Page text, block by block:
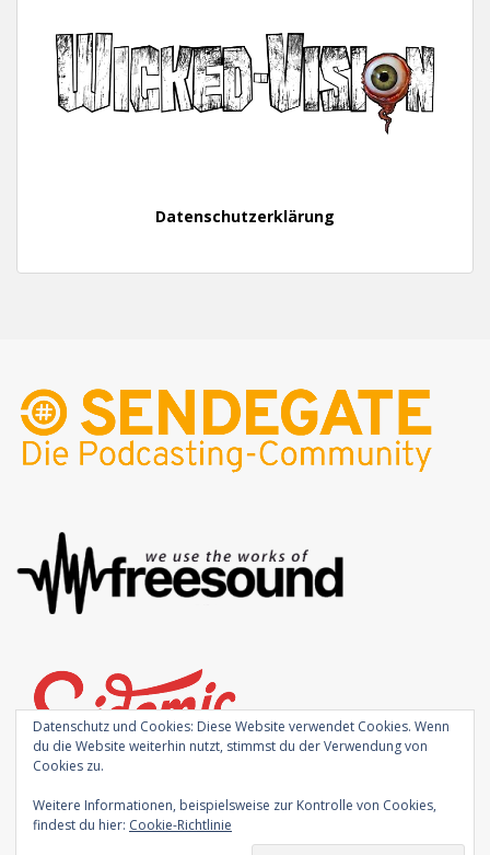
Datenschutzerklärung
Datenschutz und Cookies: Diese Website verwendet Cookies. Wenn
du die Website weiterhin nutzt, stimmst du der Verwendung von
Cookies zu.
Weitere Informationen, beispielsweise zur Kontrolle von Cookies,
findest du hier: Cookie-Richtlinie